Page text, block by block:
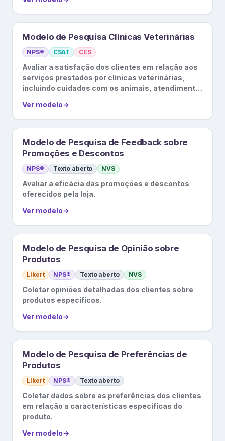
Modelo de Pesquisa Clínicas Veterinárias
NPS® CSAT CES
Avaliar a satisfação dos clientes em relação aos
serviços prestados por clínicas veterinárias,
incluindo cuidados com os animais, atendimento
Ver modelo→
Modelo de Pesquisa de Feedback sobre
Promoções e Descontos
NPS® Texto aberto NVS
Avaliar a eficácia das promoções e descontos
oferecidos pela loja.
Ver modelo→
Modelo de Pesquisa de Opinião sobre
Produtos
Likert NPS® Texto aberto NVS
Coletar opiniões detalhadas dos clientes sobre
produtos específicos.
Ver modelo→
Modelo de Pesquisa de Preferências de
Produtos
Likert NPS® Texto aberto
Coletar dados sobre as preferências dos clientes
em relação a características específicas do
produto.
Ver modelo→